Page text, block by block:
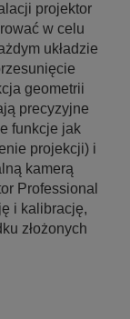
projektor
w celu
układzie
geometrii
precyzyjne
funkcje jak
projekcji) i
kamerą
Professional
i kalibrację,
złożonych